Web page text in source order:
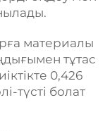
материалы
тұтас
0,426
түсті болат